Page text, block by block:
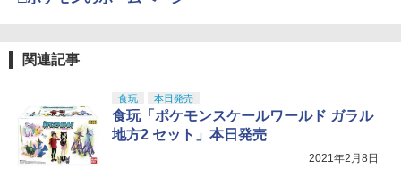
￥4,440
LL 草薙素子 約140mm PVC&ABS製 塗
装済み可動フィギュア
￥7,800
USP 10歳以上エアーHOPハンドガン 手
関連記事
食玩 本日発売
食玩「ポケモンスケールワールド ガラル
地方2 セット」本日発売
2021年2月8日